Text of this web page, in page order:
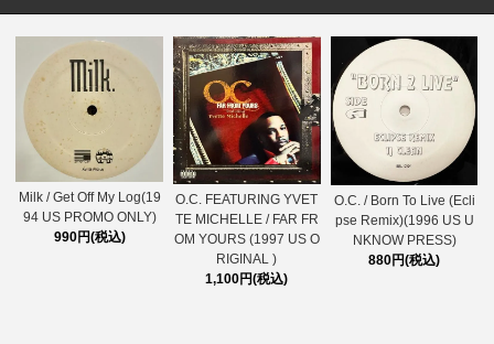
Milk / Get Off My Log(19
94 US PROMO ONLY)
990円(税込)
O.C. FEATURING YVET
TE MICHELLE / FAR FR
OM YOURS (1997 US O
RIGINAL )
1,100円(税込)
O.C. / Born To Live (Ecli
pse Remix)(1996 US U
NKNOW PRESS)
880円(税込)